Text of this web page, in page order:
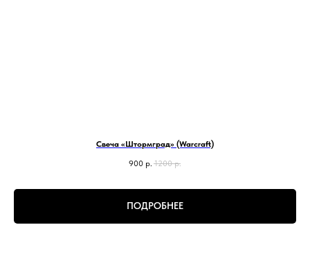
Свеча «Штормград» (Warcraft)
900 р. 1200 р.
ПОДРОБНЕЕ